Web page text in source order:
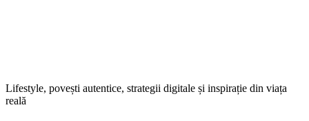
Lifestyle, povești autentice, strategii digitale și inspirație din viața
reală